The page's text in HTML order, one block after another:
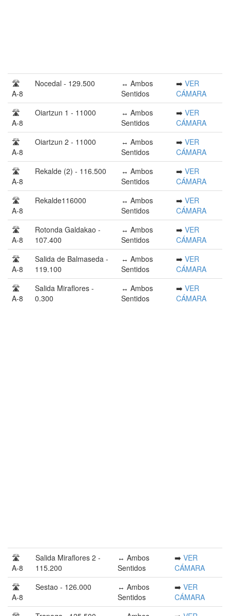
🛣️
A-8
Nocedal - 129.500
↔️ Ambos
Sentidos
➡️ VER
CÁMARA
🛣️
A-8
Oiartzun 1 - 11000
↔️ Ambos
Sentidos
➡️ VER
CÁMARA
🛣️
A-8
Oiartzun 2 - 11000
↔️ Ambos
Sentidos
➡️ VER
CÁMARA
🛣️
A-8
Rekalde (2) - 116.500
↔️ Ambos
Sentidos
➡️ VER
CÁMARA
🛣️
A-8
Rekalde116000
↔️ Ambos
Sentidos
➡️ VER
CÁMARA
🛣️
A-8
Rotonda Galdakao -
107.400
↔️ Ambos
Sentidos
➡️ VER
CÁMARA
🛣️
A-8
Salida de Balmaseda -
119.100
↔️ Ambos
Sentidos
➡️ VER
CÁMARA
🛣️
A-8
Salida Miraflores -
0.300
↔️ Ambos
Sentidos
➡️ VER
CÁMARA
🛣️
A-8
Salida Miraflores 2 -
115.200
↔️ Ambos
Sentidos
➡️ VER
CÁMARA
🛣️
A-8
Sestao - 126.000
↔️ Ambos
Sentidos
➡️ VER
CÁMARA